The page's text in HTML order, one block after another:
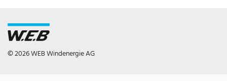
© 2026 WEB Windenergie AG